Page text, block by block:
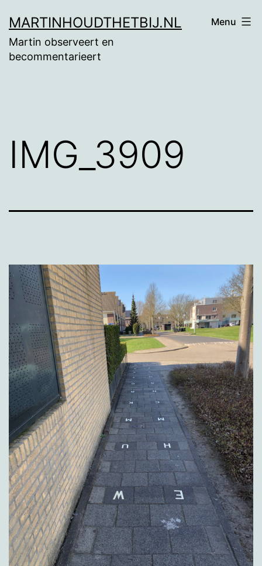
naar
de
MARTINHOUDTHETBIJ.NL
Martin observeert en
becommentarieert
Menu
IMG_3909